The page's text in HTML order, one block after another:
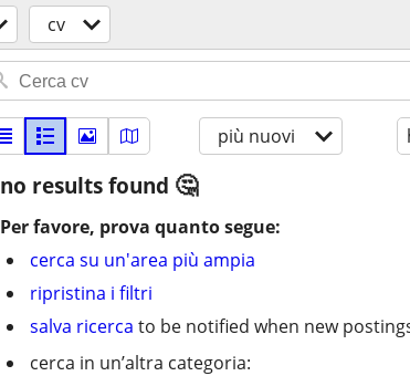
cv
più nuovi
no results found
Per favore, prova quanto segue:
cerca su un'area più ampia
ripristina i filtri
salva ricerca to be notified when new
cerca in un’altra categoria: